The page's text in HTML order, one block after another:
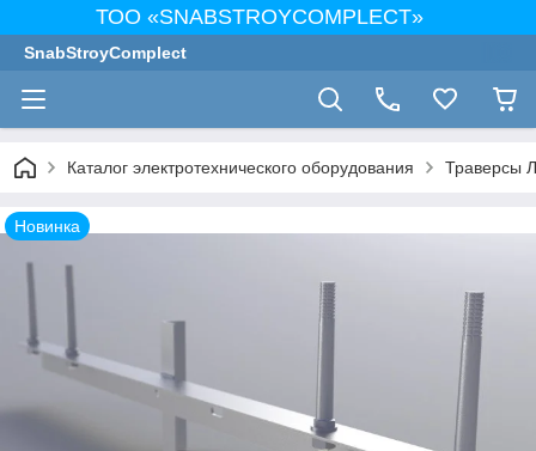
ТОО «SNABSTROYCOMPLECT»
SnabStroyComplect
Каталог электротехнического оборудования Траверсы
Новинка